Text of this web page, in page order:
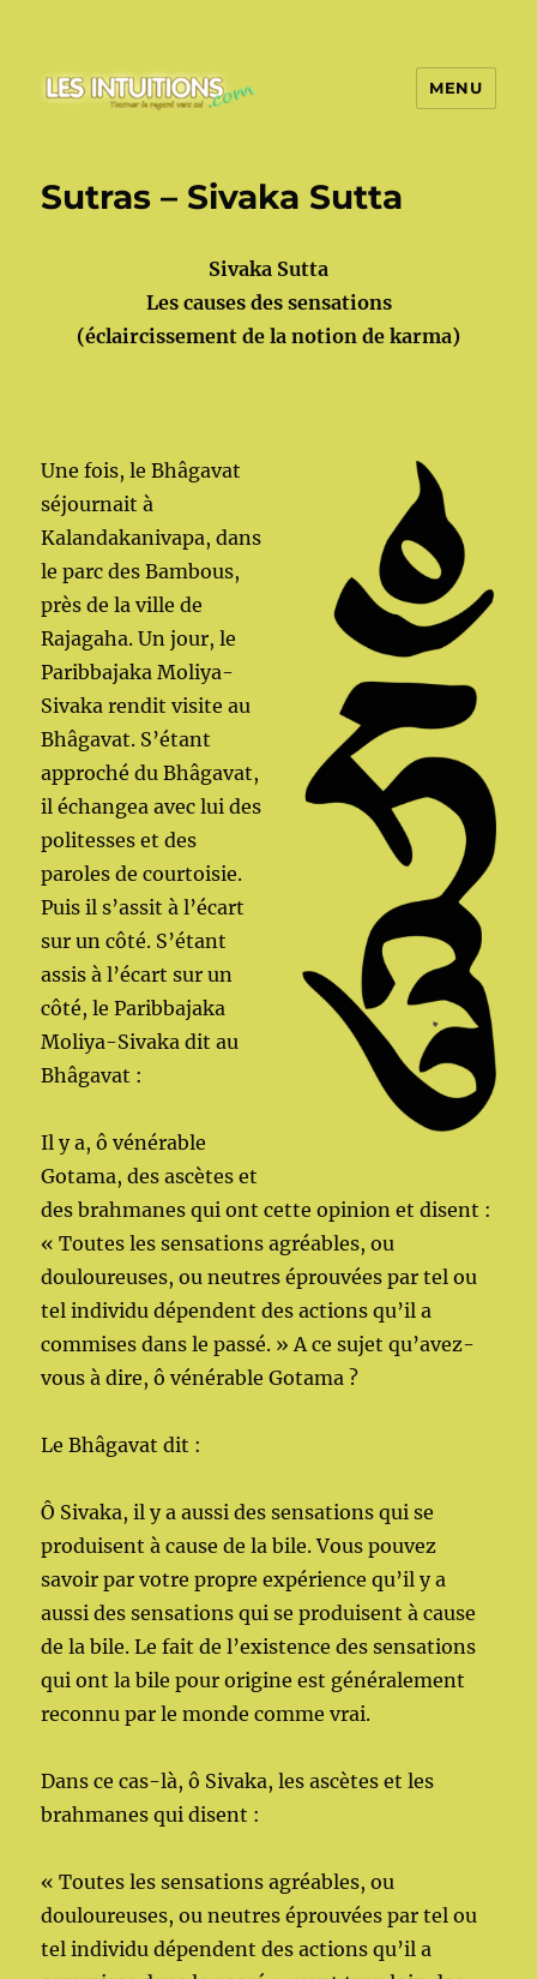
MENU
Sutras – Sivaka Sutta
Sivaka Sutta
Les causes des sensations
(éclaircissement de la notion de karma)
Une fois, le Bhâgavat
séjournait à
Kalandakanivapa, dans
le parc des Bambous,
près de la ville de
Rajagaha. Un jour, le
Paribbajaka Moliya-
Sivaka rendit visite au
Bhâgavat. S’étant
approché du Bhâgavat,
il échangea avec lui des
politesses et des
paroles de courtoisie.
Puis il s’assit à l’écart
sur un côté. S’étant
assis à l’écart sur un
côté, le Paribbajaka
Moliya-Sivaka dit au
Bhâgavat :
Il y a, ô vénérable
Gotama, des ascètes et
des brahmanes qui ont cette opinion et disent :
« Toutes les sensations agréables, ou
douloureuses, ou neutres éprouvées par tel ou
tel individu dépendent des actions qu’il a
commises dans le passé. » A ce sujet qu’avez-
vous à dire, ô vénérable Gotama ?
Le Bhâgavat dit :
Ô Sivaka, il y a aussi des sensations qui se
produisent à cause de la bile. Vous pouvez
savoir par votre propre expérience qu’il y a
aussi des sensations qui se produisent à cause
de la bile. Le fait de l’existence des sensations
qui ont la bile pour origine est généralement
reconnu par le monde comme vrai.
Dans ce cas-là, ô Sivaka, les ascètes et les
brahmanes qui disent :
« Toutes les sensations agréables, ou
douloureuses, ou neutres éprouvées par tel ou
tel individu dépendent des actions qu’il a